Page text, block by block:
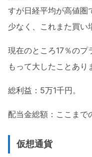
すが日経平均が高値圏
少なく、これまた買い
現在のところ17％のプ
もって大したことあり
総利益：5万1千円。
配当金総額：ここまで
仮想通貨